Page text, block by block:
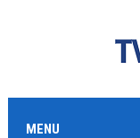
MENU